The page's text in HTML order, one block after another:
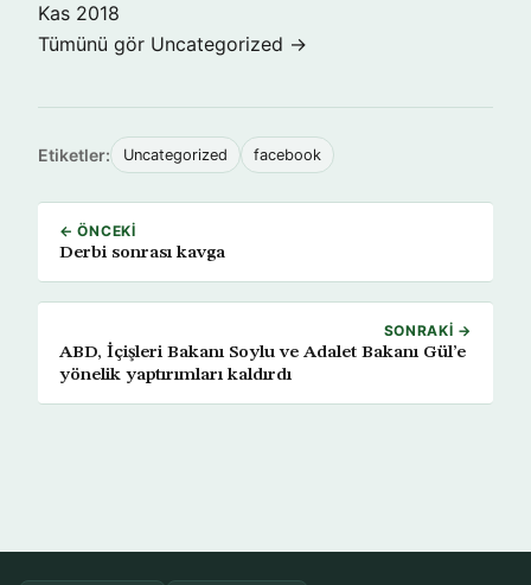
Kas 2018
Tümünü gör Uncategorized →
Etiketler: Uncategorized facebook
← ÖNCEKI
Derbi sonrası kavga
SONRAKI →
ABD, İçişleri Bakanı Soylu ve Adalet Bakanı Gül’e
yönelik yaptırımları kaldırdı